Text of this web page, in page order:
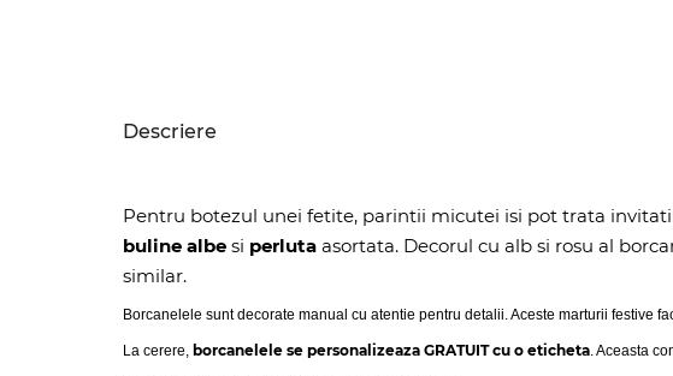
Descriere
Pentru botezul unei fetite, parintii micutei isi pot trata
buline albe si perluta asortata. Decorul cu alb si rosu al
similar.
Borcanelele sunt decorate manual cu atentie pentru detalii. Aceste marturii festive
La cerere, borcanelele se personalizeaza GRATUIT cu o eticheta. Aceasta